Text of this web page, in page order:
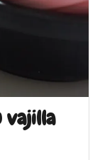
vajilla